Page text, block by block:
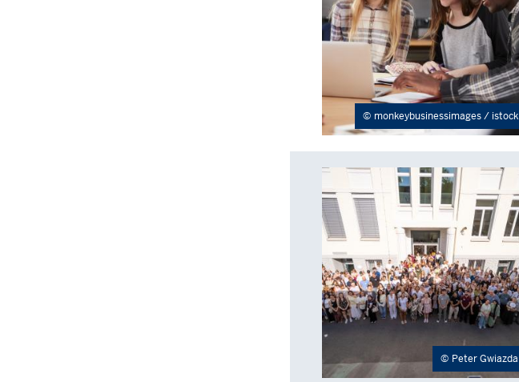
monkeybusinessimages / istock
Peter Gwiazda